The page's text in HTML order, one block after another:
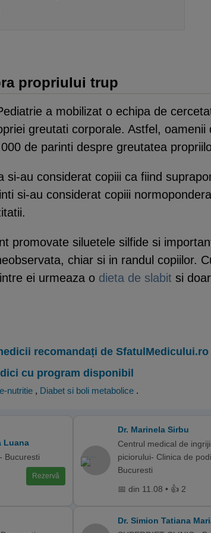
propriului trup
a mobilizat o echipa de
greutati corporale. Astfel,
de parinti despre greutatea
si-au considerat copiii ca fiind
si-au considerat copiii
promovate siluetele silfide si
chiar si in randul copiilor.
ei urmeaza o dieta de slabit si
recomandați de
cu program disponibil
nutritie , Diabet si boli metabolice .
Luana
Bucuresti
Rezervă
Dr. Marinela Sirbu
Centrul medical de
piciorului- Clinica de
Bucuresti
📅 din 11.08 • 👍 2
Dr. Simion Tatiana